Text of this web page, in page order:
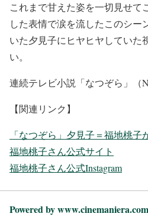
これまで甘えた姿を一切見せて
した表情で涙を流したこのシー
いた夕見子にヒヤヒヤしていた
い。
連続テレビ小説「なつぞら」（
【関連リンク】
「なつぞら」夕見子＝福地桃子
福地桃子さん公式サイト
福地桃子さん公式Instagram
Powered by www.cinemaniera.com